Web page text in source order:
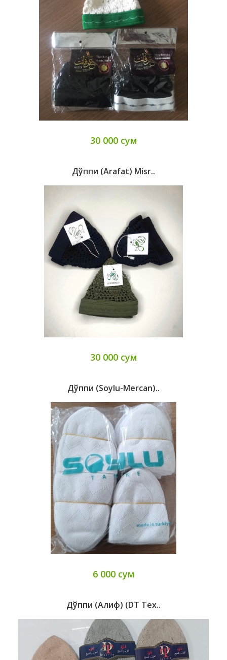
30 000 сум
Дўппи (Arafat) Misr..
30 000 сум
Дўппи (Soylu-Mercan)..
6 000 сум
Дўппи (Алиф) (DT Tex..